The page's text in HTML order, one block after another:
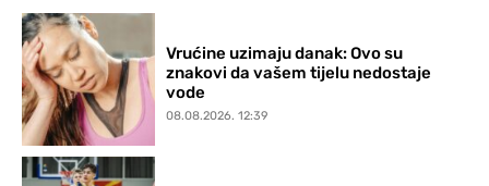
Vrućine uzimaju danak: Ovo su
znakovi da vašem tijelu nedostaje
vode
08.08.2026. 12:39